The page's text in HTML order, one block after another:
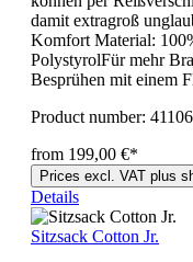
damit extragroß
Komfort Material:
PolystyrolFür mehr
Besprühen mit einem
Product number: 41106
from 199,00 €*
Prices excl. VAT plus
Details
Sitzsack Cotton Jr.